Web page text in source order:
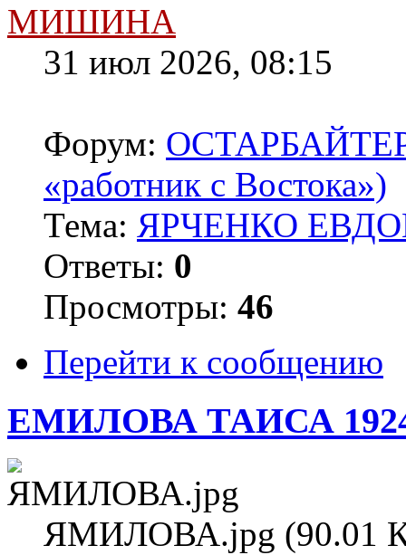
МИШИНА
31 июл 2026, 08:15
Форум:
«работник с Востока»)
Тема: ЯРЧЕНКО
Ответы: 0
Просмотры: 46
Перейти к сообщению
ЕМИЛОВА ТАИСА
ЯМИЛОВА.jpg (90.01